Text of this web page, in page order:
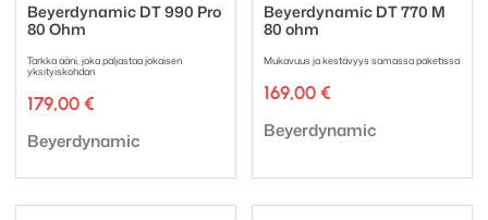
Beyerdynamic DT 990 Pro
80 Ohm
Tarkka ääni, joka paljastaa jokaisen
yksityiskohdan
179,00 €
Tuotemerkki:
Beyerdynamic
Beyerdynamic DT 770 M
80 ohm
Mukavuus ja kestävyys samassa paketissa
169,00 €
Tuotemerkki:
Beyerdynamic